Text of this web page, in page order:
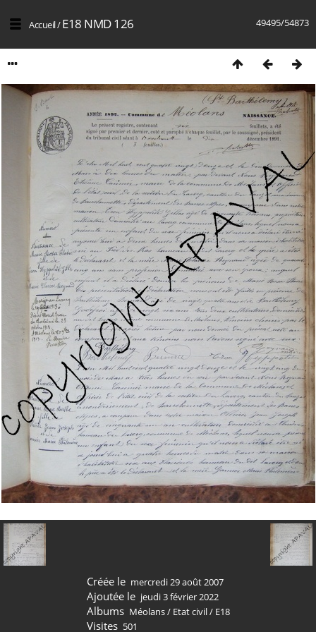
49495/54873
Accueil/E18 NMD 126
Créée le mercredi 29 août 2007
Ajoutée le jeudi 3 février 2022
Albums Méolans/ Etat civil/ E18
Visites 501